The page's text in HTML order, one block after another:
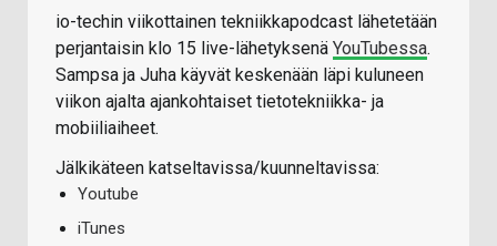
io-techin viikottainen tekniikkapodcast lähetetään
perjantaisin klo 15 live-lähetyksenä YouTubessa.
Sampsa ja Juha käyvät keskenään läpi kuluneen
viikon ajalta ajankohtaiset tietotekniikka- ja
mobiiliaiheet.
Jälkikäteen katseltavissa/kuunneltavissa:
Youtube
iTunes